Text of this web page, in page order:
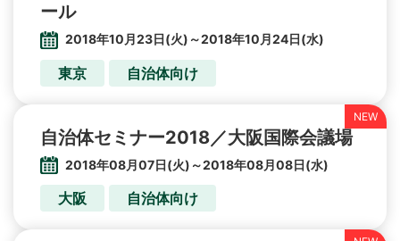
ール
2018年10月23日(火)～2018年10月24日(水)
東京 自治体向け
自治体セミナー2018／大阪国際会議場
2018年08月07日(火)～2018年08月08日(水)
大阪 自治体向け